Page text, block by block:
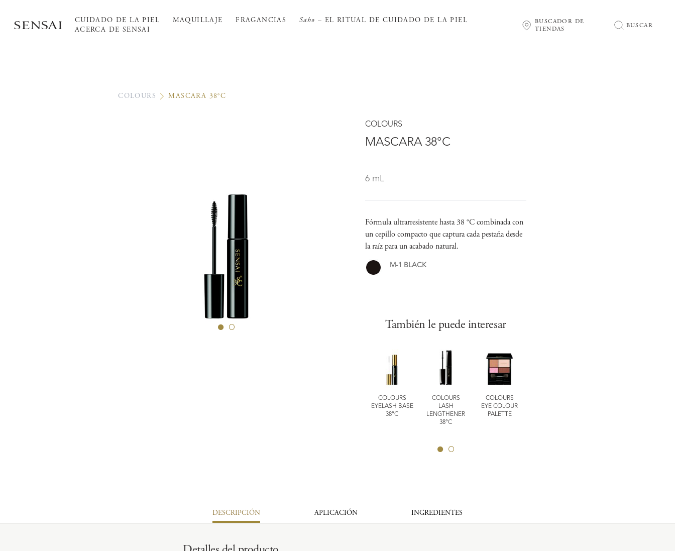
CUIDADO DE LA PIEL MAQUILLAJE FRAGANCIAS Saho – EL RITUAL DE CUIDADO DE LA PIEL
ACERCA DE SENSAI
BUSCAR
BUSCADOR DE
TIENDAS
COLOURS MASCARA 38°C
COLOURS
MASCARA 38°C
6 mL
Fórmula ultrarresistente hasta 38 °C combinada con
un cepillo compacto que captura cada pestaña desde
la raíz para un acabado natural.
M-1 BLACK
También le puede interesar
COLOURS
EYELASH BASE
38°C
COLOURS
LASH
LENGTHENER
38°C
COLOURS
EYE COLOUR
PALETTE
DESCRIPCIÓN APLICACIÓN INGREDIENTES